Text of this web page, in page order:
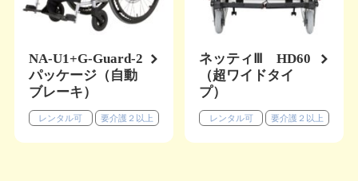
NA-U1+G-Guard-2
パッケージ（自動
ブレーキ）
レンタル可 要介護２以上
ネッティⅢ HD60
（超ワイドタイ
プ）
レンタル可 要介護２以上